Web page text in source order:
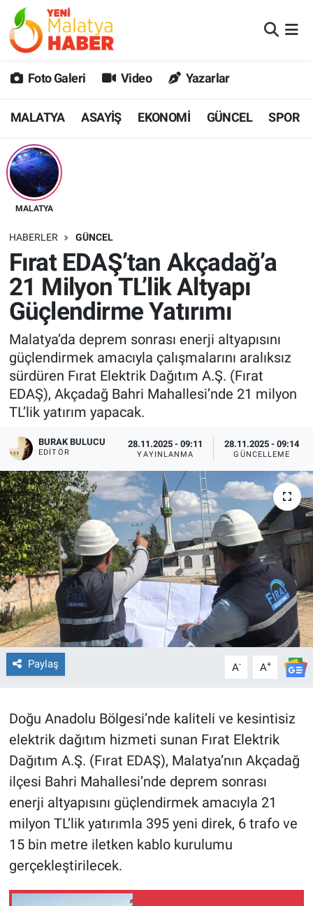
Foto Galeri Video Yazarlar
MALATYA ASAYİŞ EKONOMİ GÜNCEL SPOR
MALATYA
HABERLER GÜNCEL
Fırat EDAŞ’tan Akçadağ’a
21 Milyon TL’lik Altyapı
Güçlendirme Yatırımı
Malatya’da deprem sonrası enerji altyapısını
güçlendirmek amacıyla çalışmalarını aralıksız
sürdüren Fırat Elektrik Dağıtım A.Ş. (Fırat
EDAŞ), Akçadağ Bahri Mahallesi’nde 21 milyon
TL’lik yatırım yapacak.
BURAK BULUCU
EDITÖR
28.11.2025 - 09:11
YAYINLANMA
28.11.2025 - 09:14
GÜNCELLEME
Paylaş A- A+
Doğu Anadolu Bölgesi’nde kaliteli ve kesintisiz
elektrik dağıtım hizmeti sunan Fırat Elektrik
Dağıtım A.Ş. (Fırat EDAŞ), Malatya’nın Akçadağ
ilçesi Bahri Mahallesi’nde deprem sonrası
enerji altyapısını güçlendirmek amacıyla 21
milyon TL’lik yatırımla 395 yeni direk, 6 trafo ve
15 bin metre iletken kablo kurulumu
gerçekleştirilecek.
MALATYA
GÜNCEL
SPOR
SAĞLIK
DİĞER
EKONOMİ
Malatya Nöbetçi Eczaneler
MALATYA Namaz Vakitleri
Malatya Trafik Yoğunluk Haritası
Süper Lig Puan Durumu ve Fikstür
Tüm Manşetler
Son Dakika Haberleri
Haber Arşivi